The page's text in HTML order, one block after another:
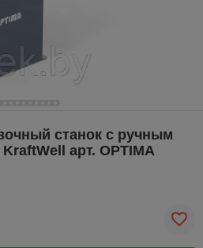
станок с ручным
арт. OPTIMA